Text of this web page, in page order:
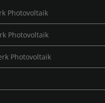
Photovoltaik
Photovoltaik
Photovoltaik